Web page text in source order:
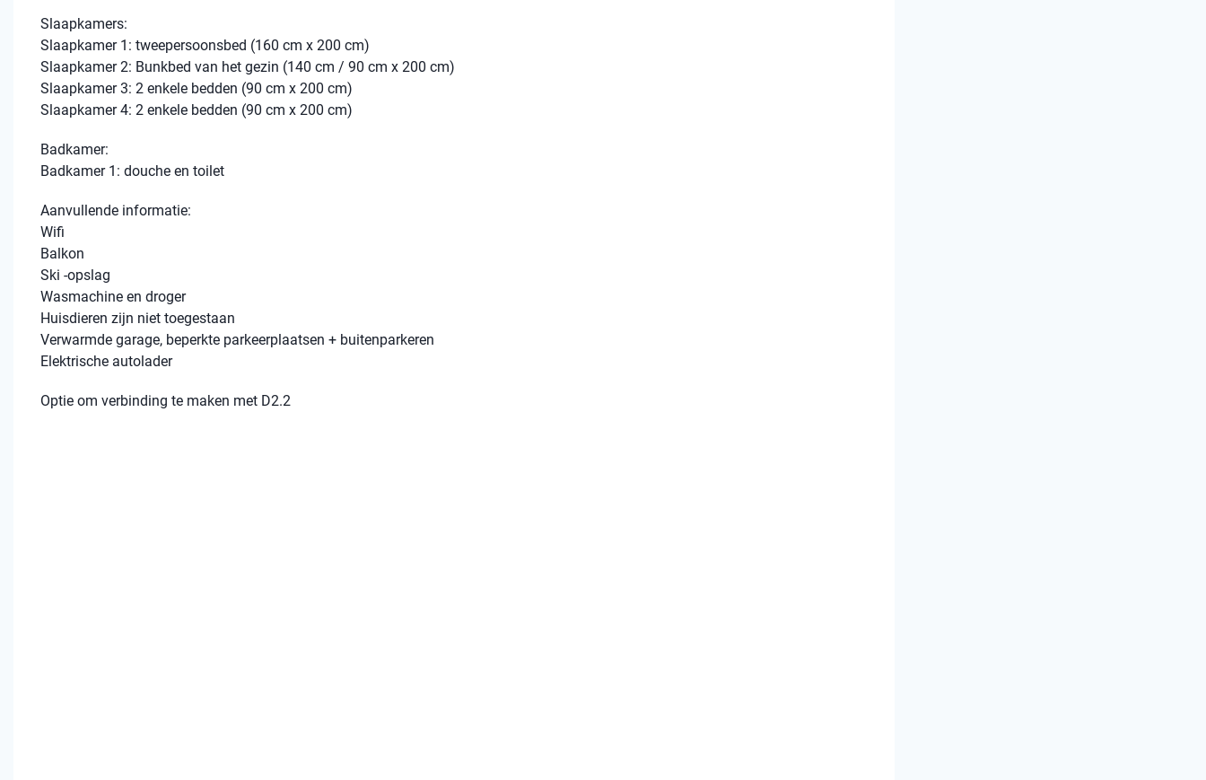
Slaapkamers:
Slaapkamer 1: tweepersoonsbed (160 cm x 200 cm)
Slaapkamer 2: Bunkbed van het gezin (140 cm / 90 cm x 200 cm)
Slaapkamer 3: 2 enkele bedden (90 cm x 200 cm)
Slaapkamer 4: 2 enkele bedden (90 cm x 200 cm)
Badkamer:
Badkamer 1: douche en toilet
Aanvullende informatie:
Wifi
Balkon
Ski -opslag
Wasmachine en droger
Huisdieren zijn niet toegestaan
Verwarmde garage, beperkte parkeerplaatsen + buitenparkeren
Elektrische autolader
Optie om verbinding te maken met D2.2